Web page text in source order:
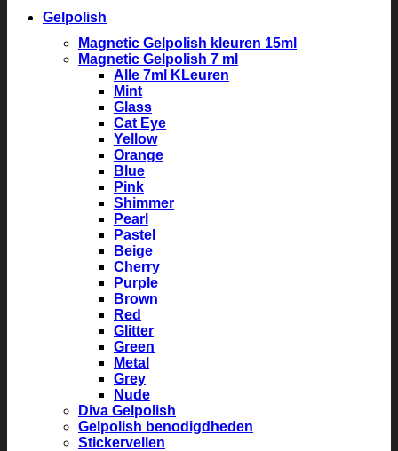
Gelpolish
Magnetic Gelpolish kleuren 15ml
Magnetic Gelpolish 7 ml
Alle 7ml KLeuren
Mint
Glass
Cat Eye
Yellow
Orange
Blue
Pink
Shimmer
Pearl
Pastel
Beige
Cherry
Purple
Brown
Red
Glitter
Green
Metal
Grey
Nude
Diva Gelpolish
Gelpolish benodigdheden
Stickervellen